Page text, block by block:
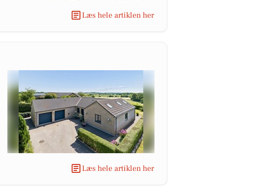
Læs hele artiklen her
Læs hele artiklen her